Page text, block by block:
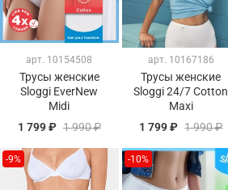
арт. 10154508
Трусы женские
Sloggi EverNew
Midi
1 799 ₽ 1 990 ₽
арт. 10167186
Трусы женские
Sloggi 24/7 Cotton
Maxi
1 799 ₽ 1 990 ₽
-9% -10%